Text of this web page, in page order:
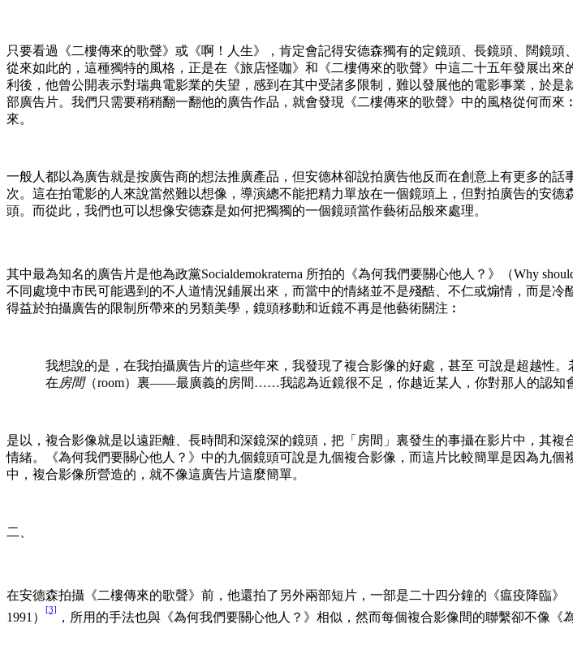
只要看過《二樓傳來的歌聲》或《啊！人生》，肯定會記得安德森獨有的定鏡頭、長鏡頭、闊鏡
從來如此的，這種獨特的風格，正是在《旅店怪咖》和《二樓傳來的歌聲》中這二十五年發展出
利後，他曾公開表示對瑞典電影業的失望，感到在其中受諸多限制，難以發展他的電影事業，於
部廣告片。我們只需要稍稍翻一翻他的廣告作品，就會發現《二樓傳來的歌聲》中的風格從何而來
來。
一般人都以為廣告就是按廣告商的想法推廣產品，但安德林卻說拍廣告他反而在創意上有更多的
次。這在拍電影的人來說當然難以想像，導演總不能把精力單放在一個鏡頭上，但對拍廣告的安
頭。而從此，我們也可以想像安德森是如何把獨獨的一個鏡頭當作藝術品般來處理。
其中最為知名的廣告片是他為政黨Socialdemokraterna 所拍的《為何我們要關心他人？》（Why should
不同處境中市民可能遇到的不人道情況鋪展出來，而當中的情緒並不是殘酷、不仁或煽情，而是
得益於拍攝廣告的限制所帶來的另類美學，鏡頭移動和近鏡不再是他藝術關注︰
我想說的是，在我拍攝廣告片的這些年來，我發現了複合影像的好處，甚至 可說是超越性
在房間（room）裏——最廣義的房間……我認為近鏡很不足，你越近某人，你對那人的認知會
是以，複合影像就是以遠距離、長時間和深鏡深的鏡頭，把「房間」裏發生的事攝在影片中，其
情緒。《為何我們要關心他人？》中的九個鏡頭可說是九個複合影像，而這片比較簡單是因為九
中，複合影像所營造的，就不像這廣告片這麼簡單。
二、
在安德森拍攝《二樓傳來的歌聲》前，他還拍了另外兩部短片，一部是二十四分鐘的《瘟疫降臨》
1991）
[3]
，所用的手法也與《為何我們要關心他人？》相似，然而每個複合影像間的聯繫卻不像《